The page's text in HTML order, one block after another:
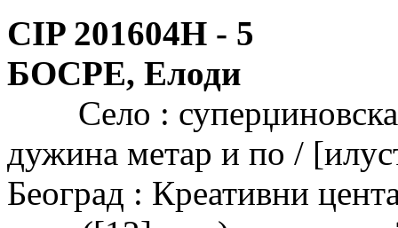
CIP 201604Н - 5
БОСРЕ, Елоди
Село : суперџиновска
дужина метар и по /
Београд : Креативни